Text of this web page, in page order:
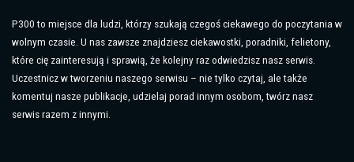
P300 to miejsce dla ludzi, którzy szukają czegoś ciekawego do poczytania w
wolnym czasie. U nas zawsze znajdziesz ciekawostki, poradniki, felietony,
które cię zainteresują i sprawią, że kolejny raz odwiedzisz nasz serwis.
Uczestnicz w tworzeniu naszego serwisu – nie tylko czytaj, ale także
komentuj nasze publikacje, udzielaj porad innym osobom, twórz nasz
serwis razem z innymi.